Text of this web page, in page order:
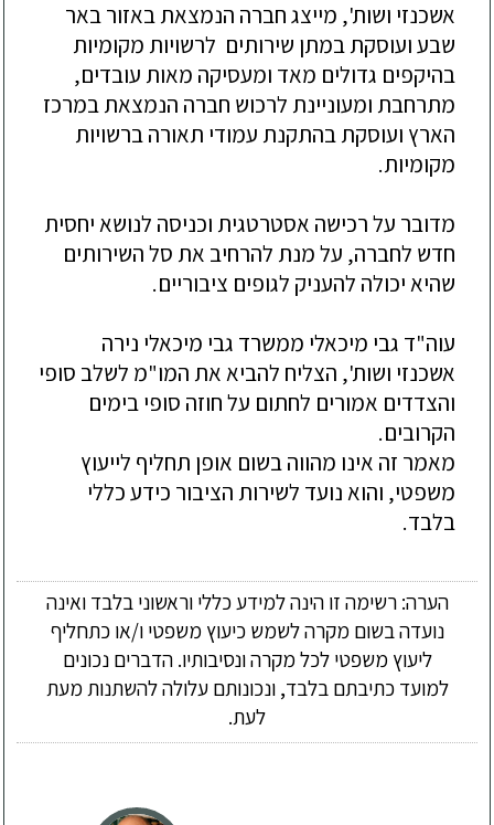
בלבד.
הערה: רשימה זו הינה למידע כללי וראשוני בלבד ואינה
נועדה בשום מקרה לשמש כיעוץ משפטי ו/או כתחליף
ליעוץ משפטי לכל מקרה ונסיבותיו. הדברים נכונים
למועד כתיבתם בלבד, ונכונותם עלולה להשתנות מעת
לעת.